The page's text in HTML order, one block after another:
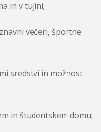
in v tujini;
večeri, športne
sredstvi in možnost
in študentskem domu;